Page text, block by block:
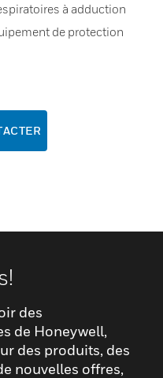
à adduction
de protection
des
de Honeywell,
des produits, des
nouvelles offres,